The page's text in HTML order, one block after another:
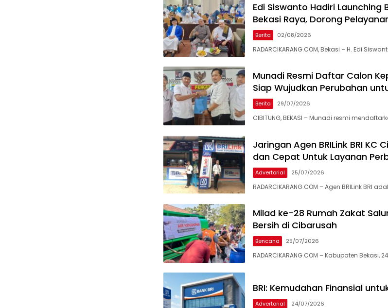
Edi Siswanto Hadiri Launching
Bekasi Raya, Dorong
Berita 02/08/2026
RADARCIKARANG.COM, Bekasi – H. Edi
Munadi Resmi Daftar Calon
Siap Wujudkan Perubahan
Berita 29/07/2026
CIBITUNG, BEKASI – Munadi resmi
Jaringan Agen BRILink BRI KC
dan Cepat Untuk Layanan
Advertorial 25/07/2026
RADARCIKARANG.COM – Agen BRILink BRI
Milad ke-28 Rumah Zakat
Bersih di Cibarusah
Bencana 25/07/2026
RADARCIKARANG.COM – Kabupaten Bekasi,
BRI: Kemudahan Finansial
Advertorial 24/07/2026